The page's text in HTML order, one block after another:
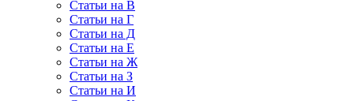
Статьи на В
Статьи на Г
Статьи на Д
Статьи на Е
Статьи на Ж
Статьи на З
Статьи на И